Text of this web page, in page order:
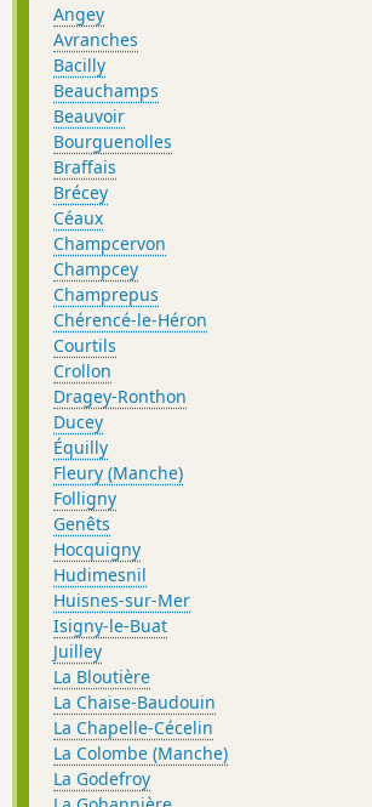
Angey
Avranches
Bacilly
Beauchamps
Beauvoir
Bourguenolles
Braffais
Brécey
Céaux
Champcervon
Champcey
Champrepus
Chérencé-le-Héron
Courtils
Crollon
Dragey-Ronthon
Ducey
Équilly
Fleury (Manche)
Folligny
Genêts
Hocquigny
Hudimesnil
Huisnes-sur-Mer
Isigny-le-Buat
Juilley
La Bloutière
La Chaise-Baudouin
La Chapelle-Cécelin
La Colombe (Manche)
La Godefroy